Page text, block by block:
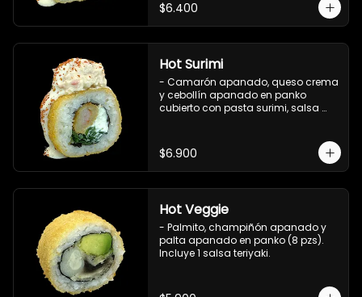
$6.400
Hot Surimi
- Camarón apanado, queso crema
y cebollín apanado en panko
cubierto con pasta surimi, salsa
$6.900
Hot Veggie
- Palmito, champiñón apanado y
palta apanado en panko (8 pzs).
Incluye 1 salsa teriyaki.